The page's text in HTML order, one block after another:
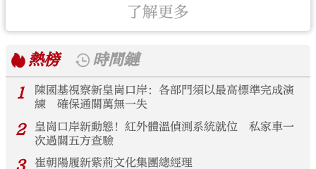
了解更多
熱榜
時間鏈
1
陳國基視察新皇崗口岸：各部門須以最高標準完成演
練 確保通關萬無一失
2
皇崗口岸新動態！紅外體溫偵測系統就位 私家車一
次過關五方查驗
崔朝陽履新紫荊文化集團總經理